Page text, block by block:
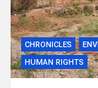
CHRONICLES
HUMAN RIGHTS